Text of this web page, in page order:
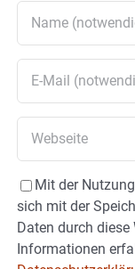
Mit der
sich mit der
Daten durch diese
Informationen